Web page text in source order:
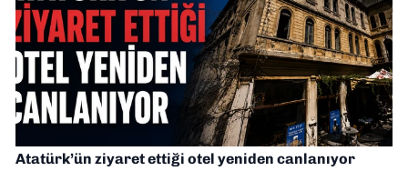
Atatürk’ün ziyaret ettiği otel yeniden canlanıyor